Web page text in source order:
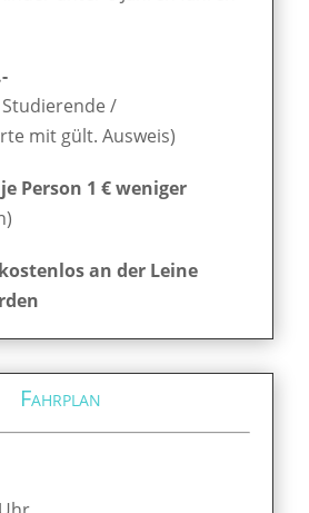
/
mit gült. Ausweis)
Person 1 € weniger
an der Leine
Fahrplan